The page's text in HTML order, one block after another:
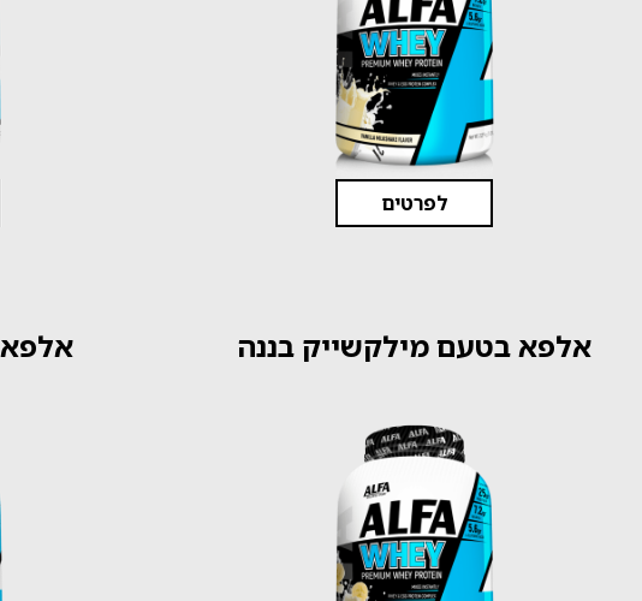
לפרטים
אלפא בטעם מילקשייק בננה אלפא